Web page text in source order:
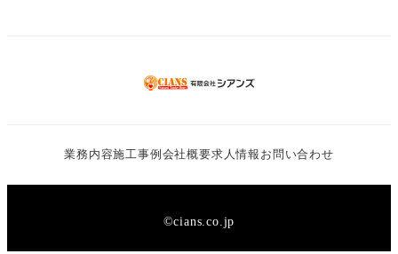
業務内容施工事例 会社概要求人情報 お問い合わせ
©︎cians.co.jp